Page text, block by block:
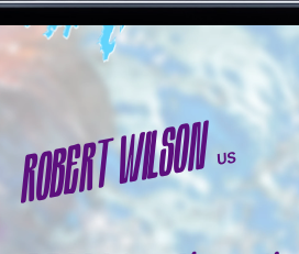
ROBERT WILSONUS